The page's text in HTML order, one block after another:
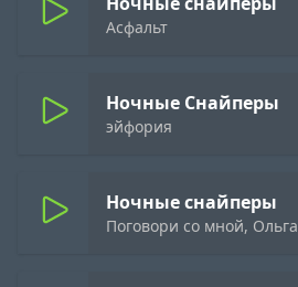
Асфальт
Ночные Снайперы
эйфория
Ночные снайперы
Поговори со мной, Ольга